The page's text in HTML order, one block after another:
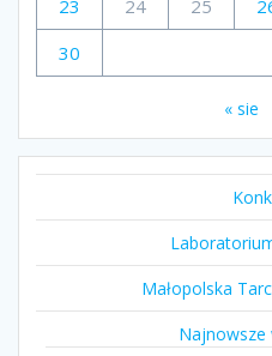
23
24 25
30
« sie
Małopolska
Najnowsze